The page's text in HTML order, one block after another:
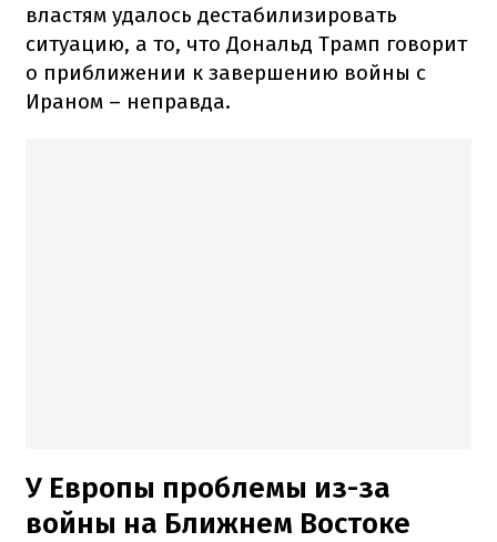
властям удалось дестабилизировать
ситуацию, а то, что Дональд Трамп говорит
о приближении к завершению войны с
Ираном – неправда.
У Европы проблемы из-за
войны на Ближнем Востоке